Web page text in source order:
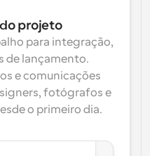
projeto
para integração,
de lançamento.
e comunicações
fotógrafos e
o primeiro dia.